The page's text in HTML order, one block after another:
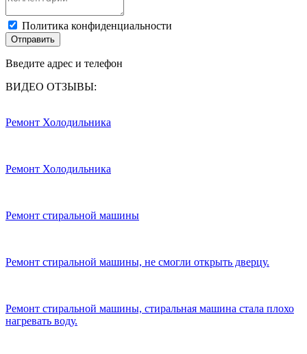
Политика конфиденциальности
Отправить
Введите адрес и телефон
ВИДЕО ОТЗЫВЫ:
Ремонт Холодильника
Ремонт Холодильника
Ремонт стиральной машины
Ремонт стиральной машины, не смогли открыть дверцу.
Ремонт стиральной машины, стиральная машина стала плохо
нагревать воду.